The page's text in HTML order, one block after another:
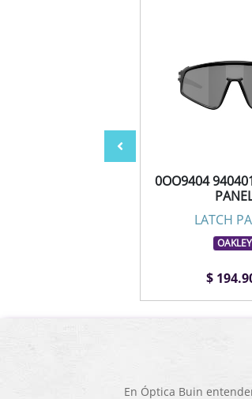
0OO9404
LATCH
OAKLEY
$
En Óptica Buin